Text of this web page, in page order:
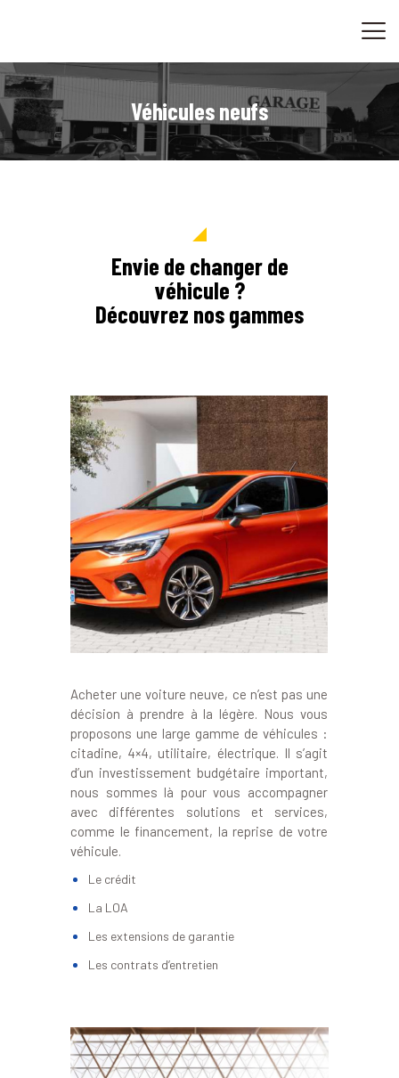
Véhicules neufs
CONVERSION-OPTIMISATION
CONTACT
Envie de changer de
véhicule ?
Découvrez nos gammes
Acheter une voiture neuve, ce n’est pas une
décision à prendre à la légère. Nous vous
proposons une large gamme de véhicules :
citadine, 4×4, utilitaire, électrique. Il s’agit
d’un investissement budgétaire important,
nous sommes là pour vous accompagner
avec différentes solutions et services,
comme le financement, la reprise de votre
véhicule.
Le crédit
La LOA
Les extensions de garantie
Les contrats d’entretien